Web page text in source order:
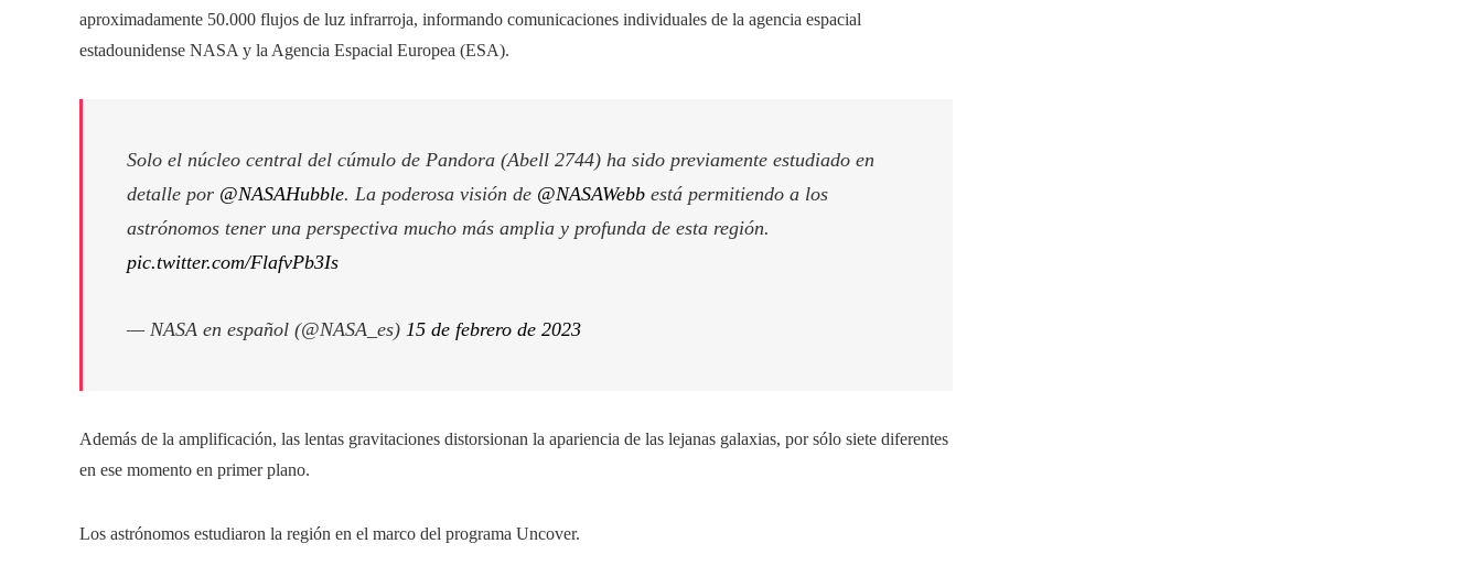
aproximadamente 50.000 flujos de luz infrarroja, informando comunicaciones individuales de la agencia espacial
estadounidense NASA y la Agencia Espacial Europea (ESA).
Solo el núcleo central del cúmulo de Pandora (Abell 2744) ha sido previamente estudiado en
detalle por @NASAHubble. La poderosa visión de @NASAWebb está permitiendo a los
astrónomos tener una perspectiva mucho más amplia y profunda de esta región.
pic.twitter.com/FlafvPb3Is
— NASA en español (@NASA_es) 15 de febrero de 2023
Además de la amplificación, las lentas gravitaciones distorsionan la apariencia de las lejanas galaxias, por sólo siete diferentes
en ese momento en primer plano.
Los astrónomos estudiaron la región en el marco del programa Uncover.